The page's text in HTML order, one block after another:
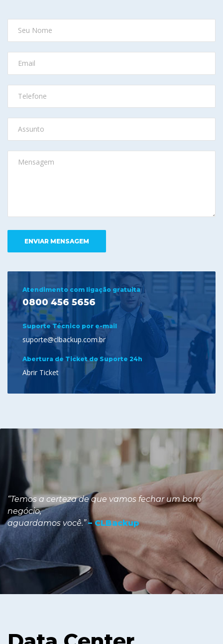
Atendimento com ligação gratuita
0800 456 5656
Suporte Técnico por e-mail
suporte@clbackup.com.br
Abertura de Ticket do Suporte 24h
Abrir Ticket
“Temos a certeza de que vamos fechar um bom
negócio,
aguardamos você.”– CLBackup